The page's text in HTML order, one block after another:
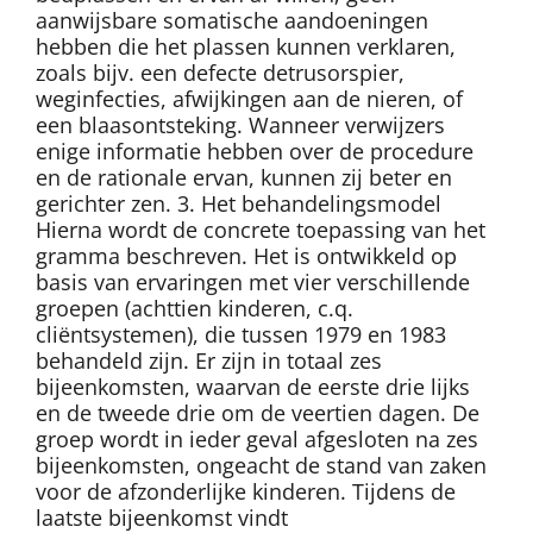
aanwijsbare somatische aandoeningen
hebben die het plassen kunnen verklaren,
zoals bijv. een defecte detrusorspier,
weginfecties, afwijkingen aan de nieren, of
een blaasontsteking. Wanneer verwijzers
enige informatie hebben over de procedure
en de rationale ervan, kunnen zij beter en
gerichter zen. 3. Het behandelingsmodel
Hierna wordt de concrete toepassing van het
gramma beschreven. Het is ontwikkeld op
basis van ervaringen met vier verschillende
groepen (achttien kinderen, c.q.
cliëntsystemen), die tussen 1979 en 1983
behandeld zijn. Er zijn in totaal zes
bijeenkomsten, waarvan de eerste drie lijks
en de tweede drie om de veertien dagen. De
groep wordt in ieder geval afgesloten na zes
bijeenkomsten, ongeacht de stand van zaken
voor de afzonderlijke kinderen. Tijdens de
laatste bijeenkomst vindt